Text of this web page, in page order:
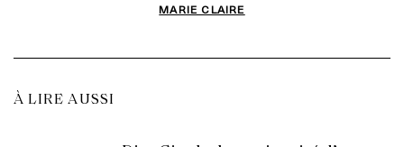
MARIE CLAIRE
À LIRE AUSSI